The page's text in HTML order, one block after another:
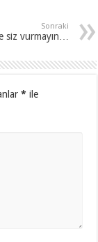
Sonraki
siz vurmayın…
* ile